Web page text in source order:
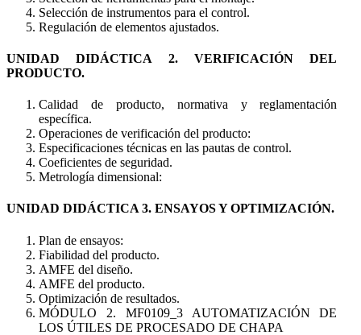
Selección de instrumentos para el control.
Regulación de elementos ajustados.
UNIDAD DIDÁCTICA 2. VERIFICACIÓN DEL
PRODUCTO.
Calidad de producto, normativa y reglamentación
específica.
Operaciones de verificación del producto:
Especificaciones técnicas en las pautas de control.
Coeficientes de seguridad.
Metrología dimensional:
UNIDAD DIDÁCTICA 3. ENSAYOS Y OPTIMIZACIÓN.
Plan de ensayos:
Fiabilidad del producto.
AMFE del diseño.
AMFE del producto.
Optimización de resultados.
MÓDULO 2. MF0109_3 AUTOMATIZACIÓN DE
LOS ÚTILES DE PROCESADO DE CHAPA